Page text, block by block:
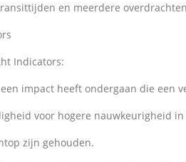
en meerdere
Indicators:
impact heeft ondergaan die een
voor hogere nauwkeurigheid
zijn gehouden.